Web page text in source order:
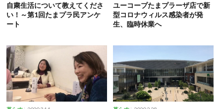
自粛生活について教えてくださ
い！～第1回たまプラ民アンケ
ート
ユーコープたまプラーザ店で新
型コロナウィルス感染者が発
生、臨時休業へ